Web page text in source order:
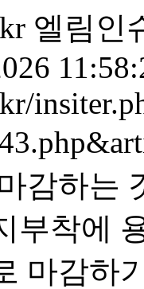
엘림인
감하는
부착에
마감하